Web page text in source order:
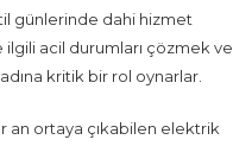
günlerinde dahi hizmet
acil durumları çözmek ve
kritik bir rol oynarlar.
an ortaya çıkabilen elektrik